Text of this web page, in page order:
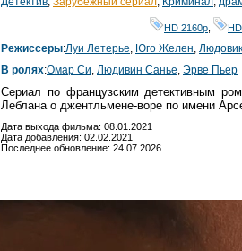
HD 2160р
Режиссеры:Луи Летерье Юго Желен
В ролях:Омар Си Людивин Санье Эрве Пьер
Сериал по французским детективным
Леблана о джентльмене-воре по имени
Дата выхода фильма: 08.01.2021
Дата добавления: 02.02.2021
Последнее обновление: 24.07.2026